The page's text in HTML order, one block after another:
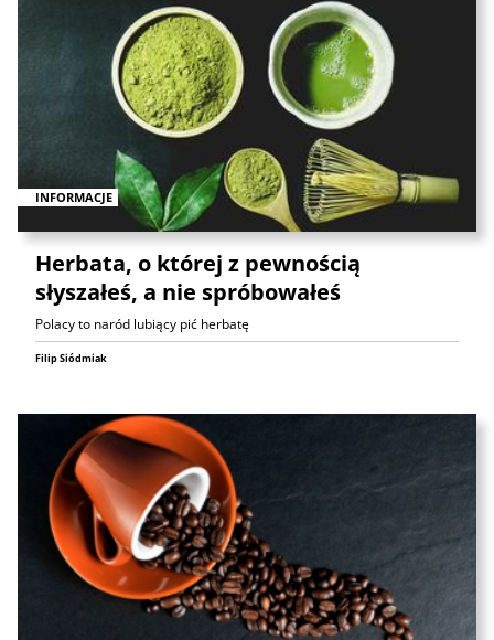
INFORMACJE
Herbata, o której z pewnością
słyszałeś, a nie spróbowałeś
Polacy to naród lubiący pić herbatę
Filip Siódmiak